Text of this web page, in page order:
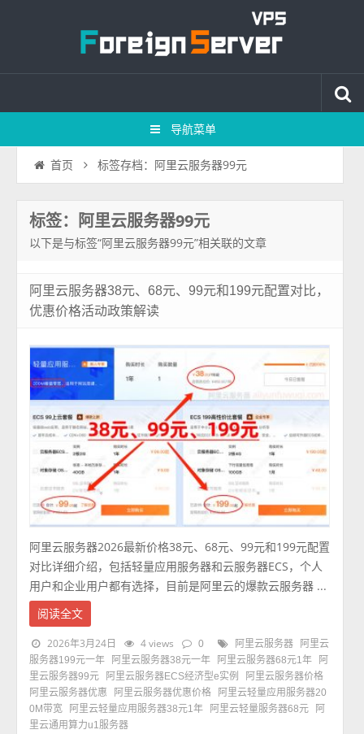
导航菜单
首页 标签存档：阿里云服务器99元
标签：阿里云服务器99元
以下是与标签“阿里云服务器99元”相关联的文章
阿里云服务器38元、68元、99元和199元配置对比，
优惠价格活动政策解读
阿里云服务器2026最新价格38元、68元、99元和199元配置
对比详细介绍，包括轻量应用服务器和云服务器ECS，个人
用户和企业用户都有选择，目前是阿里云的爆款云服务器 ...
阅读全文
2026年3月24日 4 views 0 阿里云服务器
阿里云
服务器199元一年
阿里云服务器38元一年 阿里云服务器68元1年
阿
里云服务器99元
阿里云服务器ECS经济型e实例
阿里云服务器价格
阿里云服务器优惠
阿里云服务器优惠价格
阿里云轻量应用服务器20
0M带宽
阿里云轻量应用服务器38元1年 阿里云轻量服务器68元
阿
里云通用算力u1服务器